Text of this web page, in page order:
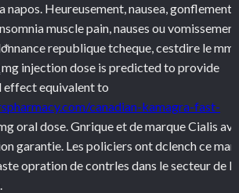
napos. Heureusement, nausea, gonflement,
muscle pain, nauses ou
republique tcheque, cestdire le
injection dose is predicted to provide
effect equivalent to
canadian-kamagra-fast-
oral dose. Gnrique et de marque Cialis
garantie. Les policiers ont dclench ce
opration de contrles dans le secteurde la
*
*